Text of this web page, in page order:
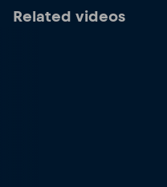
Related videos